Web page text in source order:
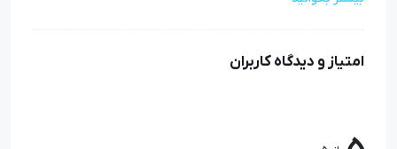
امتیاز و دیدگاه کاربران